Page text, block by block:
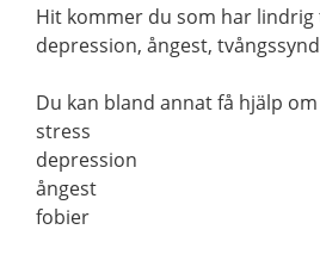
Hit kommer du som har
depression, ångest,
Du kan bland annat få hjälp
stress
depression
ångest
fobier